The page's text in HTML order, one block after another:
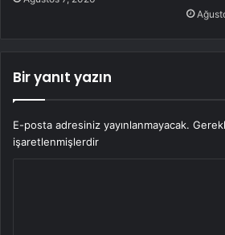
Bir yanıt yazın
E-posta adresiniz yayınlanmayacak.
işaretlenmişlerdir